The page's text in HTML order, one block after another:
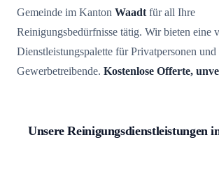
Gemeinde im Kanton Waadtfür all Ihre
Reinigungsbedürfnisse tätig. Wir bieten eine
Dienstleistungspalette für Privatpersonen und
Gewerbetreibende. Kostenlose Offerte,
Unsere Reinigungsdienstleistungen